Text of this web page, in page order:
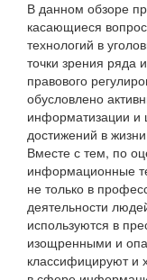
В данном обзоре
касающиеся
технологий в
точки зрения ряда
правового
обусловлено
информатизации и
достижений в
Вместе с тем, по
информационные
не только в
деятельности
используются в
изощренными и
классифицируют и